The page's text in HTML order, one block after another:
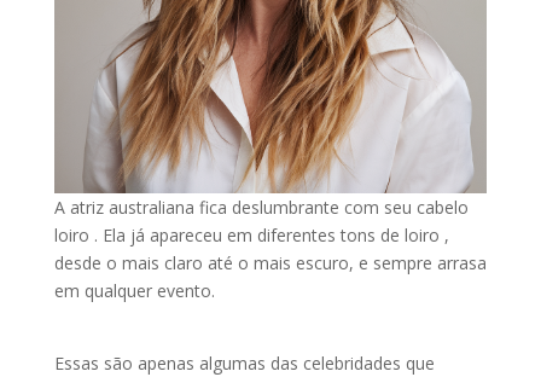
A atriz australiana fica deslumbrante com seu cabelo
loiro . Ela já apareceu em diferentes tons de loiro ,
desde o mais claro até o mais escuro, e sempre arrasa
em qualquer evento.
Essas são apenas algumas das celebridades que